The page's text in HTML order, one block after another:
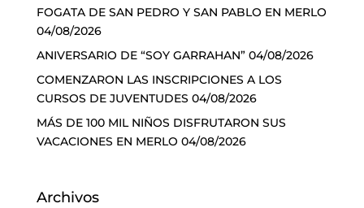
FOGATA DE SAN PEDRO Y SAN PABLO EN MERLO
04/08/2026
ANIVERSARIO DE “SOY GARRAHAN” 04/08/2026
COMENZARON LAS INSCRIPCIONES A LOS
CURSOS DE JUVENTUDES 04/08/2026
MÁS DE 100 MIL NIÑOS DISFRUTARON SUS
VACACIONES EN MERLO 04/08/2026
Archivos